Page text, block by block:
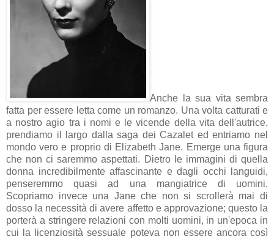
Anche la sua vita sembra
fatta per essere letta come un romanzo. Una volta catturati e
a nostro agio tra i nomi e le vicende della vita dell'autrice,
prendiamo il largo dalla saga dei Cazalet ed entriamo nel
mondo vero e proprio di Elizabeth Jane. Emerge una figura
che non ci saremmo aspettati. Dietro le immagini di quella
donna incredibilmente affascinante e dagli occhi languidi,
penseremmo quasi ad una mangiatrice di uomini.
Scopriamo invece una Jane che non si scrollerà mai di
dosso la necessità di avere affetto e approvazione; questo la
porterà a stringere relazioni con molti uomini, in un'epoca in
cui la licenziosità sessuale poteva non essere ancora così